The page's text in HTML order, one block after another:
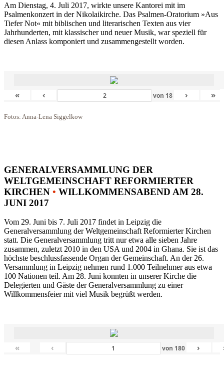
Am Dienstag, 4. Juli 2017, wirkte unsere Kantorei mit im
Psalmenkonzert in der Nikolaikirche. Das Psalmen-Oratorium »Aus
Tiefer Not« mit biblischen und literarischen Texten aus vier
Jahrhunderten, mit klassischer und neuer Musik, war speziell für
diesen Anlass komponiert und zusammengestellt worden.
« ‹ von 18 › »
Fotos: Anna-Lena Siggelkow
GENERALVERSAMMLUNG DER
WELTGEMEINSCHAFT REFORMIERTER
KIRCHEN • WILLKOMMENSABEND AM 28.
JUNI 2017
Vom 29. Juni bis 7. Juli 2017 findet in Leipzig die
Generalversammlung der Weltgemeinschaft Reformierter Kirchen
statt. Die Generalversammlung tritt nur etwa alle sieben Jahre
zusammen, zuletzt 2010 in den USA und 2004 in Ghana. Sie ist das
höchste beschlussfassende Organ der Gemeinschaft. An der 26.
Versammlung in Leipzig nehmen rund 1.000 Teilnehmer aus etwa
100 Nationen teil. Am 28. Juni konnten in unserer Kirche die
Delegierten und Gäste der Generalversammlung zu einer
Willkommensfeier mit viel Musik begrüßt werden.
« ‹ von 180 ›